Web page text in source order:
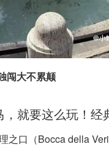
闯大不累颠
就要这么玩！经
之口（Bocca della